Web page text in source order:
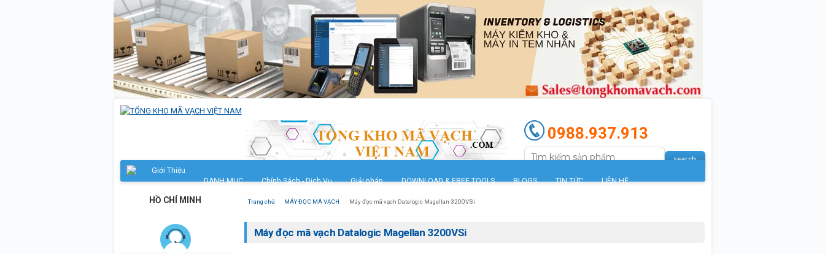
0988.937.913
Giới Thiệu
DANH MỤC
Chính Sách - Dịch Vụ Giải pháp DOWNLOAD & FREE TOOLS BLOGS TIN TỨC LIÊN HỆ
HỒ CHÍ MINH Trang chủ MÁY ĐỌC MÃ VẠCH Máy đọc mã vạch Datalogic Magellan 3200VSi
Máy đọc mã vạch Datalogic Magellan 3200VSi